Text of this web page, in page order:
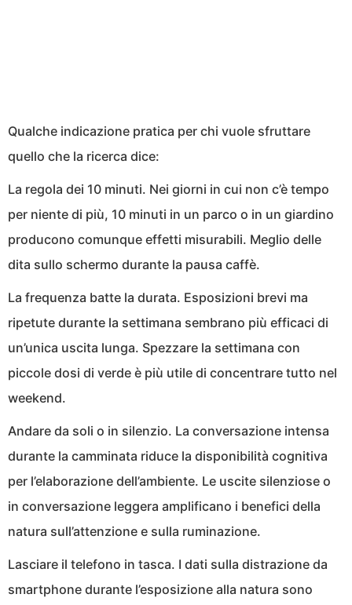
Qualche indicazione pratica per chi vuole sfruttare
quello che la ricerca dice:
La regola dei 10 minuti. Nei giorni in cui non c’è tempo
per niente di più, 10 minuti in un parco o in un giardino
producono comunque effetti misurabili. Meglio delle
dita sullo schermo durante la pausa caffè.
La frequenza batte la durata. Esposizioni brevi ma
ripetute durante la settimana sembrano più efficaci di
un’unica uscita lunga. Spezzare la settimana con
piccole dosi di verde è più utile di concentrare tutto nel
weekend.
Andare da soli o in silenzio. La conversazione intensa
durante la camminata riduce la disponibilità cognitiva
per l’elaborazione dell’ambiente. Le uscite silenziose o
in conversazione leggera amplificano i benefici della
natura sull’attenzione e sulla ruminazione.
Lasciare il telefono in tasca. I dati sulla distrazione da
smartphone durante l’esposizione alla natura sono